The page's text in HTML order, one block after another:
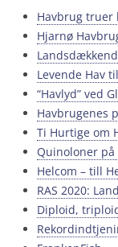
Havbrug truer
Hjarnø
Levende Hav
“Havlyd” ved
Havbrugenes
Ti Hurtige om
Quinoloner
Helcom – till
RAS 2020:
Diploid,